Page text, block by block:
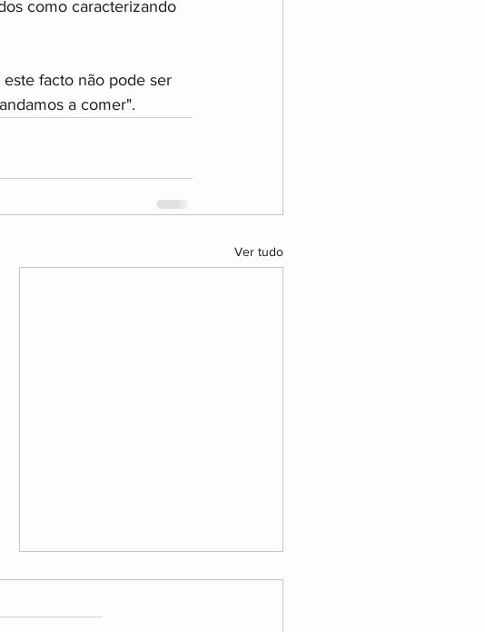
como caracterizando
facto não pode ser
a comer".
Ver tudo